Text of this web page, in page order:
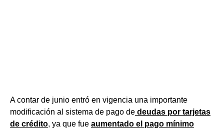
A contar de junio entró en vigencia una importante
modificación al sistema de pago de deudas por tarjetas
de crédito, ya que fue aumentado el pago mínimo